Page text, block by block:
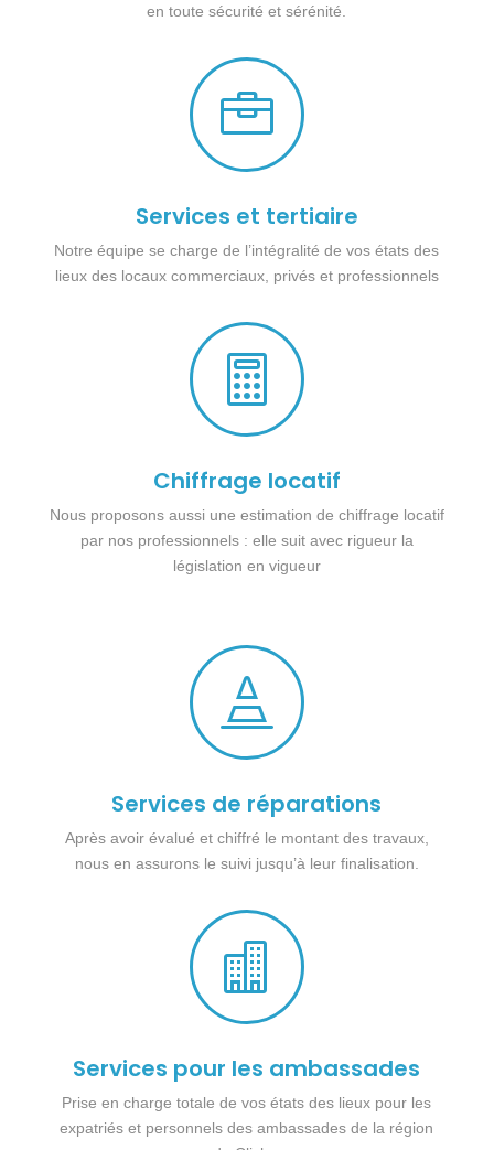
en toute sécurité et sérénité.

Services et tertiaire
Notre équipe se charge de l’intégralité de vos états des
lieux des locaux commerciaux, privés et professionnels

Chiffrage locatif
Nous proposons aussi une estimation de chiffrage locatif
par nos professionnels : elle suit avec rigueur la
législation en vigueur

Services de réparations
Après avoir évalué et chiffré le montant des travaux,
nous en assurons le suivi jusqu’à leur finalisation.

Services pour les ambassades
Prise en charge totale de vos états des lieux pour les
expatriés et personnels des ambassades de la région